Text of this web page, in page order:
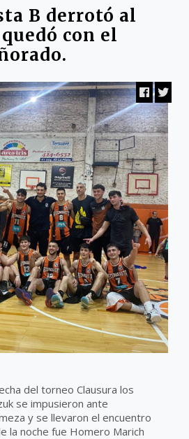
B derrotó al
con el
del torneo Clausura los
se impusieron ante
y se llevaron el encuentro
la noche fue Homero Marich